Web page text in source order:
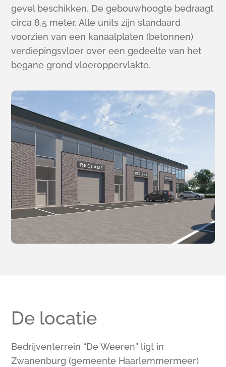
gevel beschikken. De gebouwhoogte bedraagt
circa 8,5 meter. Alle units zijn standaard
voorzien van een kanaalplaten (betonnen)
verdiepingsvloer over een gedeelte van het
begane grond vloeroppervlakte.
De locatie
Bedrijventerrein “De Weeren” ligt in
Zwanenburg (gemeente Haarlemmermeer)